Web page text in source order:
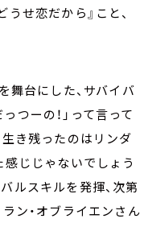
せ恋だから』こと、
舞台にした、サバイバ
ーの！」って言って
き残ったのはリンダ
じじゃないでしょう
ルスキルを発揮、次第
ン・オブライエンさん